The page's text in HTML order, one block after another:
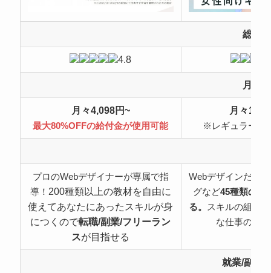
総合
4.8
月額
月々4,098円~
最大80%OFFの給付金が使用可能
月々
※レギュラープ
プロのWebデザイナーが専属で指
導！ 200種類以上の教材を自由に
使えてあなたにあったスキルが身
につくので転職/副業/フリーラン
スが目指せる
Webデザインだけ
グなど45種類の職
る。 スキルの組み
な仕事の可
就業/副業